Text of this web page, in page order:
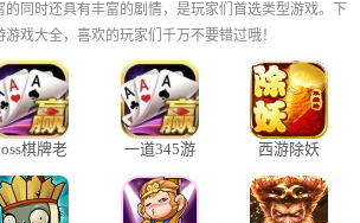
同时还具有丰富的剧情，是玩家们首选类型游戏。下
戏大全，喜欢的玩家们千万不要错过哦！
棋牌老
一道345游
西游除妖